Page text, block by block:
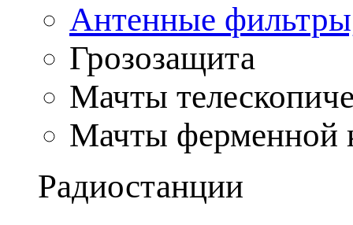
Антенные
Грозозащита
Мачты
Мачты ферменной
Радиостанции